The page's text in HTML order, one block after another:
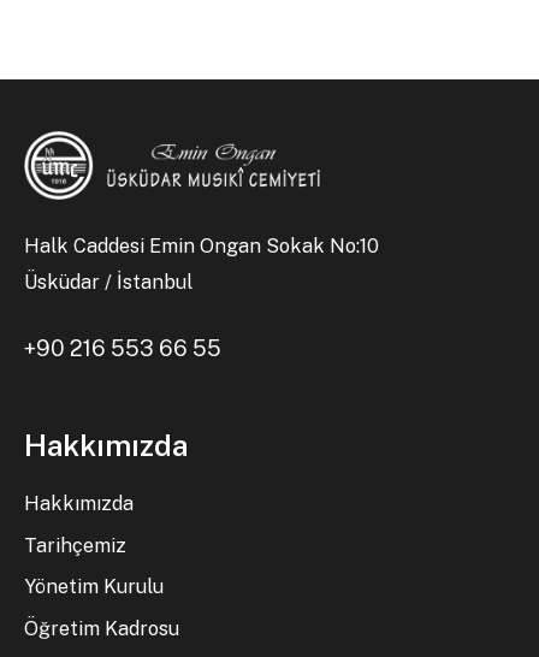
Halk Caddesi Emin Ongan Sokak No:10
Üsküdar / İstanbul
+90 216 553 66 55
Hakkımızda
Hakkımızda
Tarihçemiz
Yönetim Kurulu
Öğretim Kadrosu